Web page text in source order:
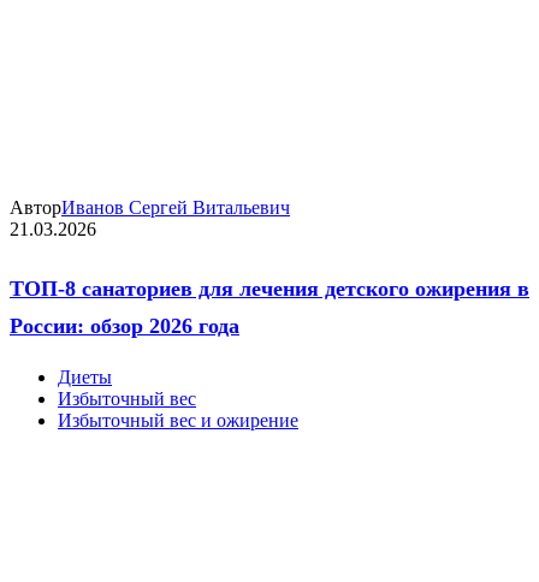
АвторИванов Сергей Витальевич
21.03.2026
ТОП-8 санаториев для лечения детского ожирения в
России: обзор 2026 года
Диеты
Избыточный вес
Избыточный вес и ожирение